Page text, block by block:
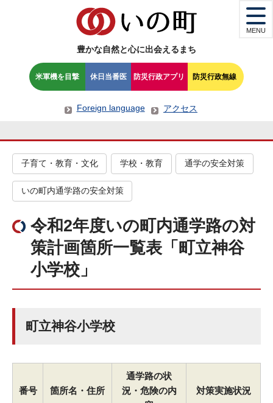
豊かな自然と心に出会えるまち
米軍機を目撃 休日当番医 防災行政アプリ 防災行政無線
Foreign language アクセス
MENU
子育て・教育・文化 学校・教育 通学の安全対策
いの町内通学路の安全対策
令和2年度いの町内通学路の対
策計画箇所一覧表「町立神谷
小学校」
町立神谷小学校
番号 箇所名・住所
通学路の状
況・危険の内
対策実施状況